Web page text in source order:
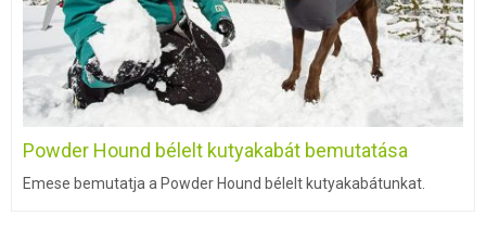
Powder Hound bélelt kutyakabát bemutatása
Emese bemutatja a Powder Hound bélelt kutyakabátunkat.